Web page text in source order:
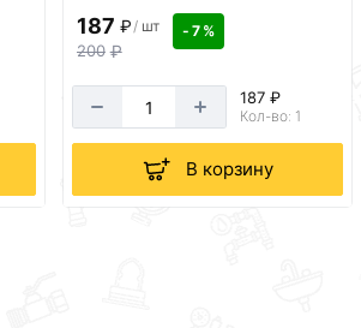
187 ₽ / шт
200 ₽
- 7 %
187 ₽
Кол-во: 1
В корзину